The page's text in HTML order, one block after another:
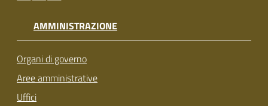
AMMINISTRAZIONE
Organi di governo
Aree amministrative
Uffici